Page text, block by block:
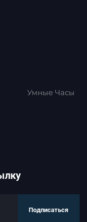
Умные Часы
Подписаться